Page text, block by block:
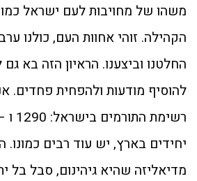
משהו של מחויבות לעם ישראל
הקהילה. זוהי אחוות העם, כולנו
החלטנו וביצענו. הראיון הזה בא
להוסיף מודעות ולהפחית פחדים.
יחידים בארץ, יש עוד רבים
מדיאליזה שהיא גיהינום, סבל בל